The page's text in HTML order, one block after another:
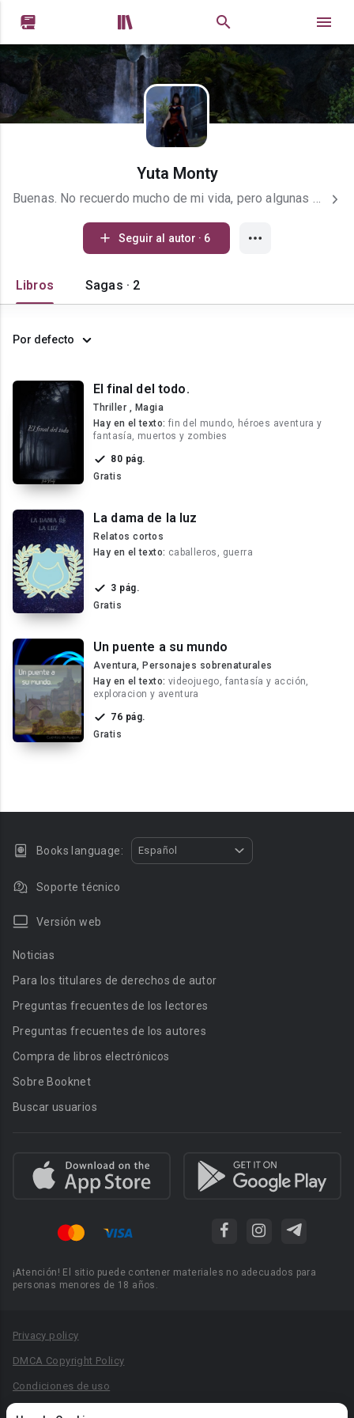
 
Yuta Monty
Buenas. No recuerdo mucho de mi vida, pero algunas cosas sí. Tenía 13 años cuando conocí a un viajero del tiempo. Su nombre era Rudolph de Ámsterdam. Lo recuerdo porque se la pasaba diciéndolo. Era también un cruzado, aunque no terminó su recorrido hasta tierra santa. Afortunadamente. Después de eso, unos cuatro años después, mientras comenzaba a recorrer mi propio camino a la tierra prometida, tuve que elegir entre una mesa redonda (aunque me acerque a ella más adelante en mi vida) o una lanza mata dragones. En aquel tiempo sabía apenas algo de éstas míticas criaturas, así que empuñe la lanza y emprendí el viaje hacia Pax-Tharkas. Así conocí a un medió elfo atormentado por su origen. A un mago de poder increíble y a su bruto hermano. A un enano gruñón que no sabía nadar. A un kender despreocupado que más adelante sería recordado como héroe. Ah sí, y también a un caballero, caído en desgracia, pero caballero de cualquier modo. El viajé duró muchos años, durante los cuales crecí en conocimientos tanto útiles como inútiles, pero todos curiosos. Tuve amores que me recordaron a mis primeros pasos en la tragedia junto a una pareja de tontos con familiares enemistados. Conocí también a una familia italiana con altos estándares en moral pero con la ética por el suelo. A un zapador con el hablar lento de un anciano, del que ya no recuerdo ni el nombre. En fin. Un montón de historias. Unas más interesantes que otras. Pero todas fueron parte del camino por el que aún transito. Por supuesto este camino no ha sido recto jamás. Los desvíos me han llevado por Tyria, ciudad Dragon y sus alrededores, algunas galaxias sin nombre, otras mucho más conocidas y un amplio etcétera. Éste es quién soy, y el camino por el que viajo intentando no perderme ningúna vista impresionante o solemne. Por cierto: Lannister, Slitherin, nord, ladrón la mayoría de las veces. Saijayin honorario, ninja por convicción... y por diversión también. Katanas, desde que escuche sobre Katory Hanzo y revólveres desde que conocí a Roland el pistolero. Seguramente me olvido de algo, pero ya tendremos tiempo para conocernos mientras exploramos los lugares más locos y fantásticos de mi mente.
Seguir al autor · 6
Libros Sagas · 2
Por defecto
El final del todo.
Thriller , Magia
Hay en el texto: fin del mundo, héroes aventura y
fantasía, muertos y zombies
80 pág.
Gratis
La dama de la luz
Relatos cortos
Hay en el texto: caballeros, guerra
3 pág.
Gratis
Un puente a su mundo
Aventura, Personajes sobrenaturales
Hay en el texto: videojuego, fantasía y acción,
exploracion y aventura
76 pág.
Gratis
Books language: Español
Soporte técnico
Versión web
Noticias
Para los titulares de derechos de autor
Preguntas frecuentes de los lectores
Preguntas frecuentes de los autores
Compra de libros electrónicos
Sobre Booknet
Buscar usuarios
¡Atención! El sitio puede contener materiales no adecuados para
personas menores de 18 años.
Privacy policy
DMCA Copyright Policy
Condiciones de uso